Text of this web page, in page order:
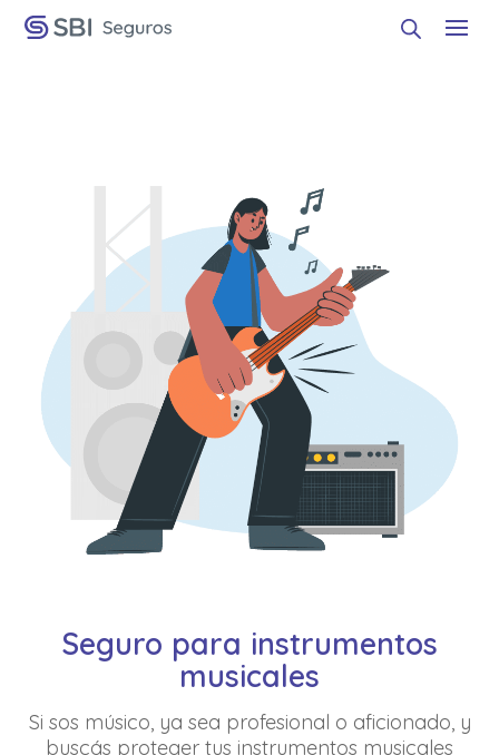
Seguro para instrumentos
musicales
Si sos músico, ya sea profesional o aficionado, y
buscás proteger tus instrumentos musicales